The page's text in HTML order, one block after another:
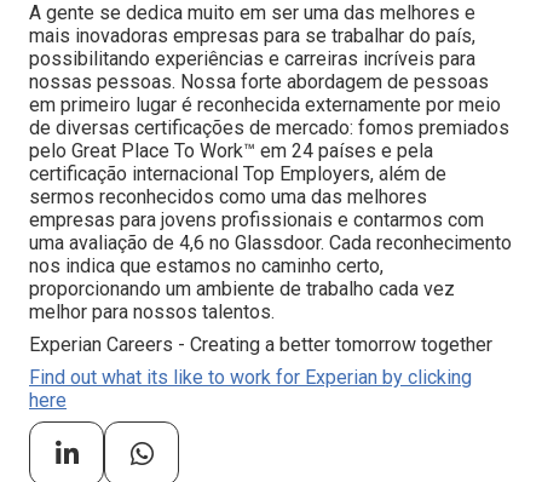
A gente se dedica muito em ser uma das melhores e
mais inovadoras empresas para se trabalhar do país,
possibilitando experiências e carreiras incríveis para
nossas pessoas. Nossa forte abordagem de pessoas
em primeiro lugar é reconhecida externamente por meio
de diversas certificações de mercado: fomos premiados
pelo Great Place To Work™ em 24 países e pela
certificação internacional Top Employers, além de
sermos reconhecidos como uma das melhores
empresas para jovens profissionais e contarmos com
uma avaliação de 4,6 no Glassdoor. Cada reconhecimento
nos indica que estamos no caminho certo,
proporcionando um ambiente de trabalho cada vez
melhor para nossos talentos.
Experian Careers - Creating a better tomorrow together
Find out what its like to work for Experian by clicking
here